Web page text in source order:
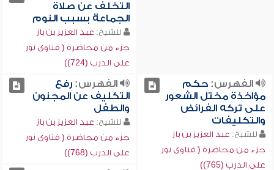
التخلف عن صلاة
الجماعة بسبب النوم
للشيخ: عبد العزيز بن باز
جزء من محاضرة ( فتاوى نور
على الدرب (724))
الفهرس:حكم
مؤاخذة مختل الشعور
على تركه الفرائض
والتكليفات
للشيخ: عبد العزيز بن باز
جزء من محاضرة ( فتاوى نور
على الدرب (765))
الفهرس:رفع
التكليف عن المجنون
والطفل
للشيخ: عبد العزيز بن باز
جزء من محاضرة ( فتاوى نور
على الدرب (768))